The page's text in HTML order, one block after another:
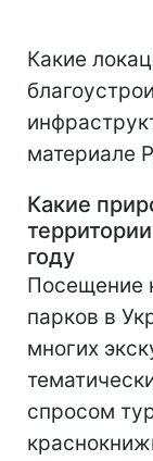
Какие
материале
Какие
году
Посещение
парков в
многих
спросом